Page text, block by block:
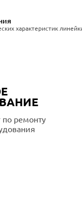
характеристик
по ремонту